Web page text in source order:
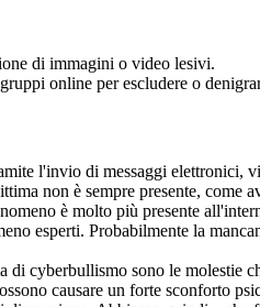
di immagini o video lesivi.
online per escludere o
l'invio di messaggi
non è sempre presente,
è molto più presente
esperti. Probabilmente la
cyberbullismo sono le molestie
causare un forte sconforto